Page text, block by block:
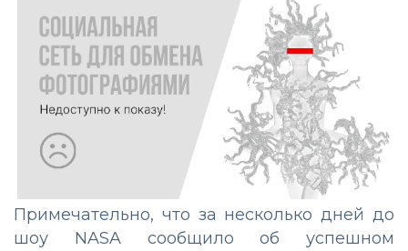
Примечательно, что за несколько дней до
шоу NASA сообщило об успешном